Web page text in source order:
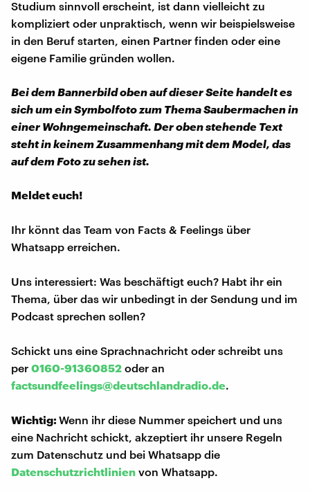
Studium sinnvoll erscheint, ist dann vielleicht zu
kompliziert oder unpraktisch, wenn wir beispielsweise
in den Beruf starten, einen Partner finden oder eine
eigene Familie gründen wollen.
Bei dem Bannerbild oben auf dieser Seite handelt es
sich um ein Symbolfoto zum Thema Saubermachen in
einer Wohngemeinschaft. Der oben stehende Text
steht in keinem Zusammenhang mit dem Model, das
auf dem Foto zu sehen ist.
Meldet euch!
Ihr könnt das Team von Facts & Feelings über
Whatsapp erreichen.
Uns interessiert: Was beschäftigt euch? Habt ihr ein
Thema, über das wir unbedingt in der Sendung und im
Podcast sprechen sollen?
Schickt uns eine Sprachnachricht oder schreibt uns
per 0160-91360852 oder an
factsundfeelings@deutschlandradio.de.
Wichtig:Wenn ihr diese Nummer speichert und uns
eine Nachricht schickt, akzeptiert ihr unsere Regeln
zum Datenschutz und bei Whatsapp die
Datenschutzrichtlinien von Whatsapp.